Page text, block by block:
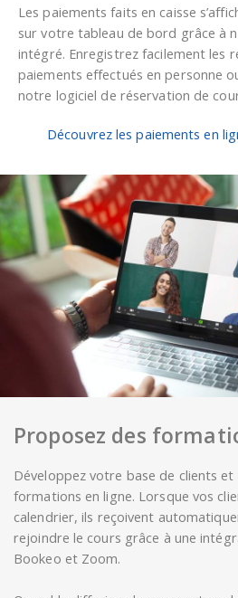
Les paiements faits en caisse
sur votre tableau de bord grâce à
intégré. Enregistrez facilement les
paiements effectués en personne
notre logiciel de réservation de
Découvrez les paiements en
Proposez des
Développez votre base de clients
formations en ligne. Lorsque vos
calendrier, ils reçoivent
rejoindre le cours grâce à une
Bookeo et Zoom.